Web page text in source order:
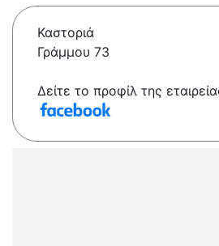
Καστοριά
Γράμμου 73
Δείτε το προφίλ της